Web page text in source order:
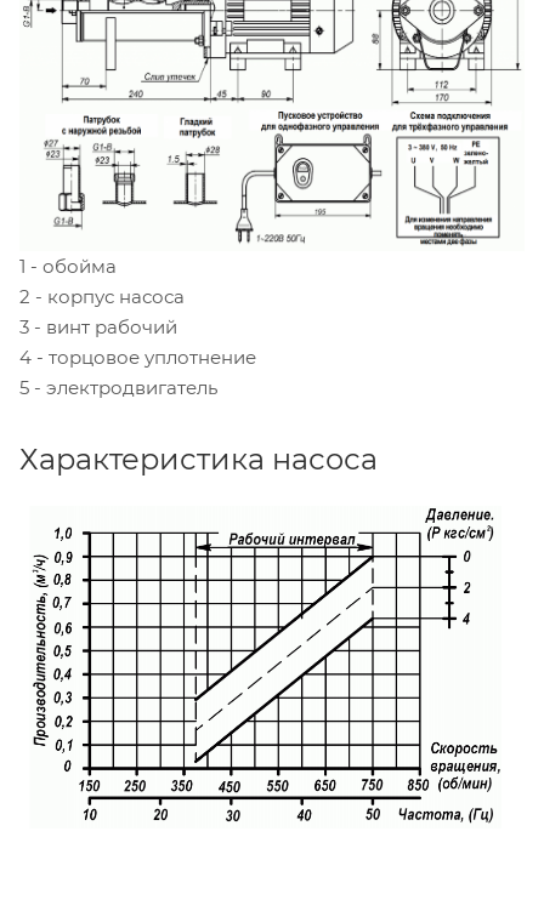
1 - обойма
2 - корпус насоса
3 - винт рабочий
4 - торцовое уплотнение
5 - электродвигатель
Характеристика насоса